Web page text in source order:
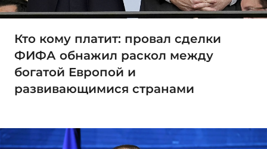
Кто кому платит: провал сделки
ФИФА обнажил раскол между
богатой Европой и
развивающимися странами